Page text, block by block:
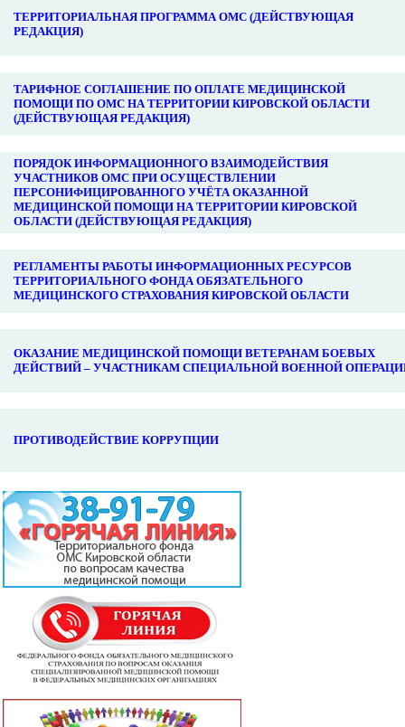
ТЕРРИТОРИАЛЬНАЯ ПРОГРАММА ОМС (ДЕЙСТВУЮЩАЯ
РЕДАКЦИЯ)
ТАРИФНОЕ СОГЛАШЕНИЕ ПО ОПЛАТЕ МЕДИЦИНСКОЙ
ПОМОЩИ ПО ОМС НА ТЕРРИТОРИИ КИРОВСКОЙ ОБЛАСТИ
(ДЕЙСТВУЮЩАЯ РЕДАКЦИЯ)
ПОРЯДОК ИНФОРМАЦИОННОГО ВЗАИМОДЕЙСТВИЯ
УЧАСТНИКОВ ОМС ПРИ ОСУЩЕСТВЛЕНИИ
ПЕРСОНИФИЦИРОВАННОГО УЧЁТА ОКАЗАННОЙ
МЕДИЦИНСКОЙ ПОМОЩИ НА ТЕРРИТОРИИ КИРОВСКОЙ
ОБЛАСТИ (ДЕЙСТВУЮЩАЯ РЕДАКЦИЯ)
РЕГЛАМЕНТЫ РАБОТЫ ИНФОРМАЦИОННЫХ РЕСУРСОВ
ТЕРРИТОРИАЛЬНОГО ФОНДА ОБЯЗАТЕЛЬНОГО
МЕДИЦИНСКОГО СТРАХОВАНИЯ КИРОВСКОЙ ОБЛАСТИ
ОКАЗАНИЕ МЕДИЦИНСКОЙ ПОМОЩИ ВЕТЕРАНАМ БОЕВЫХ
ДЕЙСТВИЙ – УЧАСТНИКАМ СПЕЦИАЛЬНОЙ ВОЕННОЙ
ПРОТИВОДЕЙСТВИЕ КОРРУПЦИИ